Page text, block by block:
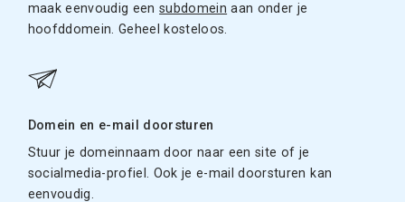
maak eenvoudig eensubdomein aan onder je
hoofddomein. Geheel kosteloos.
Domein en e-mail doorsturen
Stuur je domeinnaam door naar een site of je
socialmedia-profiel. Ook je e-mail doorsturen kan
eenvoudig.